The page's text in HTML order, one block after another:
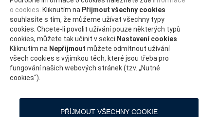
KRÁLOVÉHRADECKÝ KRAJ
LIBERECKÝ KRAJ
MORAVSKOSLEZSKÝ KRAJ
OLOMOUCKÝ KRAJ
o cookies . Kliknutím na Přijmout všechny cookies
souhlasíte s tím, že můžeme užívat všechny typy
cookies. Chcete-li povolit užívání pouze některých typů
cookies, můžete tak učinit v sekci Nastavení cookies
Kliknutím na Nepřijmout můžete odmítnout užívání
všech cookies s výjimkou těch, které jsou třeba pro
fungování našich webových stránek (tzv. „Nutné
cookies“).
PŘÍJMOUT VŠECHNY COOKIE